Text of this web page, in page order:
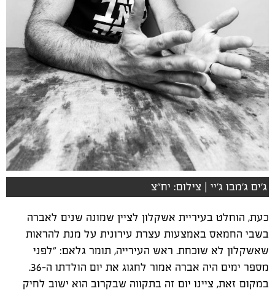
ג'ים ג'מבו ג'יי | צילום: יח"צ
כעת, הוחלט בעיריית אשקלון לציין שמונה שנים לאברה
בשבי החמאס באמצעות עצרת עירונית על מנת להראות
שאשקלון לא שוכחת. ראש העירייה, תומר גלאם: "לפני
מספר ימים היה אברה אמור לחגוג את יום הולדתו ה-36.
במקום זאת, ציינו יום זה בתקווה שבקרוב הוא ישוב לחיק